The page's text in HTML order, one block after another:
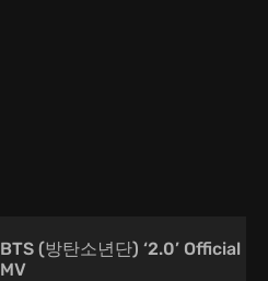
BTS (방탄소년단) ‘2.0’ Official
MV